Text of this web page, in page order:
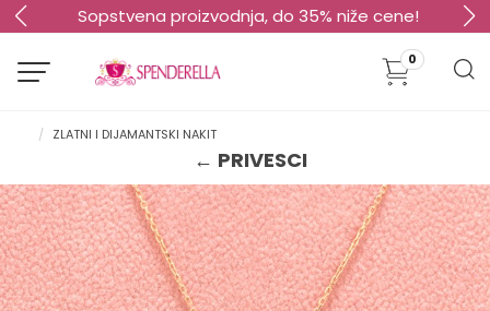
Sopstvena proizvodnja, do 35% niže cene!
0
ZLATNI I DIJAMANTSKI NAKIT
← PRIVESCI